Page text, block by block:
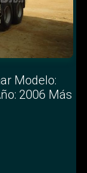
Modelo:
2006 Más